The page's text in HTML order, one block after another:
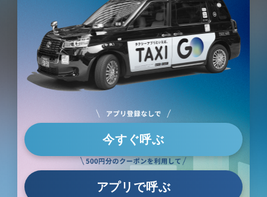
今すぐ呼ぶ
アプリで呼ぶ